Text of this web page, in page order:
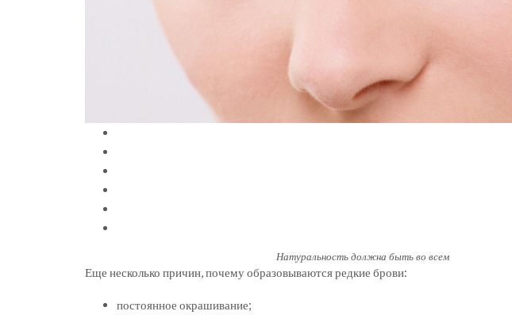
Натуральность должна быть во всем
Еще несколько причин, почему образовываются редкие брови:
постоянное окрашивание;